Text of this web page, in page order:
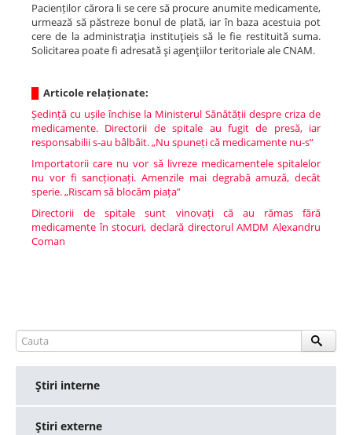
Pacienților cărora li se cere să procure anumite medicamente,
urmează să păstreze bonul de plată, iar în baza acestuia pot
cere de la administraţia instituţieis să le fie restituită suma.
Solicitarea poate fi adresată şi agenţiilor teritoriale ale CNAM.
Articole relaționate:
Ședință cu ușile închise la Ministerul Sănătății despre criza de
medicamente. Directorii de spitale au fugit de presă, iar
responsabilii s-au bâlbâit. „Nu spuneți că medicamente nu-s”
Importatorii care nu vor să livreze medicamentele spitalelor
nu vor fi sancționați. Amenzile mai degrabă amuză, decât
sperie. „Riscam să blocăm piața”
Directorii de spitale sunt vinovați că au rămas fără
medicamente în stocuri, declară directorul AMDM Alexandru
Coman
Ştiri interne
Ştiri externe